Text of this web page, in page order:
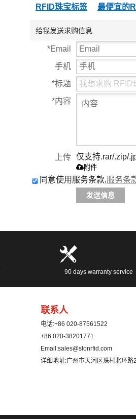
RFID珠宝标签 最便宜的
给我发送求购信息
*Email
手机
*标题
*内容
上传 仅支持.rar/.zip/
附件
同意使用服务条款,服务条
发送信息
90 days warranty service
联系人
电话:+86 020-87561522
+86 020-38201771
Email:sales@slonrfid.com
详细地址:广州市天河区珠村北环